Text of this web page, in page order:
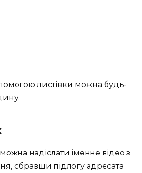
листівки можна будь-
надіслати іменне відео з
обравши підлогу адресата.